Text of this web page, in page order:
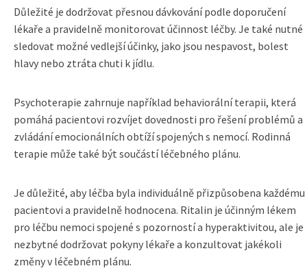
Důležité je dodržovat přesnou dávkování podle doporučení
lékaře a pravidelně monitorovat účinnost léčby. Je také nutné
sledovat možné vedlejší účinky, jako jsou nespavost, bolest
hlavy nebo ztráta chuti k jídlu.
Psychoterapie zahrnuje například behaviorální terapii, která
pomáhá pacientovi rozvíjet dovednosti pro řešení problémů a
zvládání emocionálních obtíží spojených s nemocí. Rodinná
terapie může také být součástí léčebného plánu.
Je důležité, aby léčba byla individuálně přizpůsobena každému
pacientovi a pravidelně hodnocena. Ritalin je účinným lékem
pro léčbu nemoci spojené s pozorností a hyperaktivitou, ale je
nezbytné dodržovat pokyny lékaře a konzultovat jakékoli
změny v léčebném plánu.